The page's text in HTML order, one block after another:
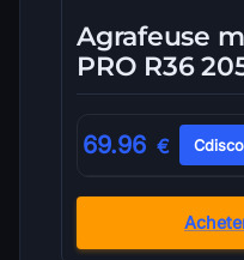
Agrafeuse
PRO R36
69.96 €